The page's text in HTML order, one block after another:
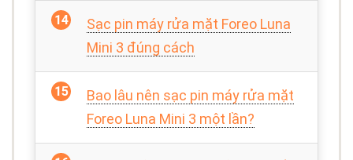
Sạc pin máy rửa mặt Foreo Luna
Mini 3 đúng cách
Bao lâu nên sạc pin máy rửa mặt
Foreo Luna Mini 3 một lần?